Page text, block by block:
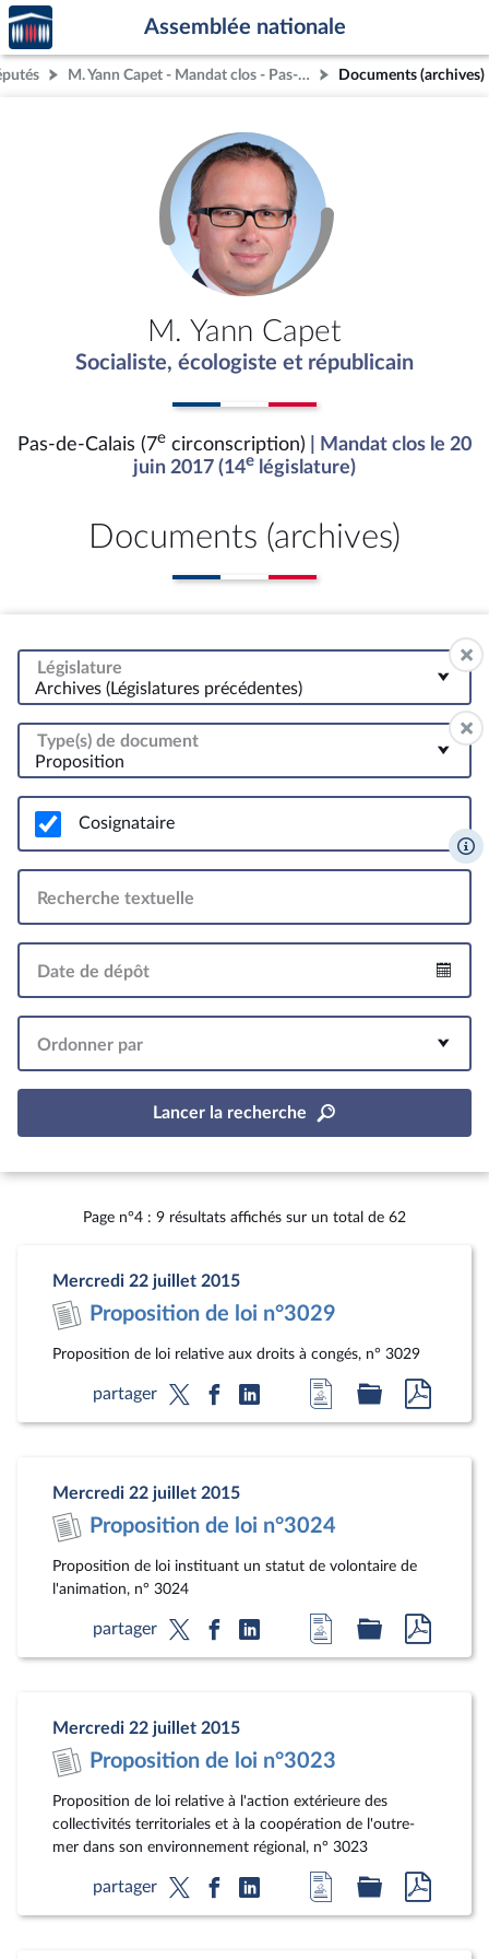
Aller au contenu
Aller en bas de la page
Accèder
à la
page
d'accueil
Assemblée nationale
M. Yann Capet - Mandat clos - Pas-de-Calais (7e circonscription) Documents (archives)
M. Yann Capet
Socialiste, écologiste et républicain
Pas-de-Calais (7e circonscription)
| Mandat clos le 20
juin 2017 (14e législature)
Documents (archives)
Législature
Archives (Législatures précédentes)
Type(s) de document
Proposition
Cosignataire
Recherche textuelle
Date de dépôt
Ordonner par
Lancer la recherche
Page n°4 : 9 résultats affichés sur un total de 62
Mercredi 22 juillet 2015
Proposition de loi n°3029
Proposition de loi relative aux droits à congés, n° 3029
partager
Accéder
à
document
Accéder
au au
Mercredi 22 juillet 2015
Proposition de loi n°3024
Proposition de loi instituant un statut de volontaire de
l'animation, n° 3024
partager
Accéder
à
document
Accéder
au au
Mercredi 22 juillet 2015
Proposition de loi n°3023
Proposition de loi relative à l'action extérieure des
collectivités territoriales et à la coopération de l'outre-
mer dans son environnement régional, n° 3023
partager
Accéder
à
Accéder
au au